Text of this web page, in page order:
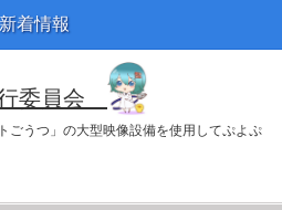
新着情報
委員会
うつ」の大型映像設備を使用してぷよぷ